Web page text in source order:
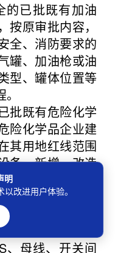
已批既有加油
原审批内容，
全、消防要求的
罐、加油枪或油
型、罐体位置等
既有危险化学
险化学品企业建
其用地红线范围
备，新增、改造
（不含大型油气
批既有变电站
（变压器、无功
、母线、开关间
明
改进用户体验。